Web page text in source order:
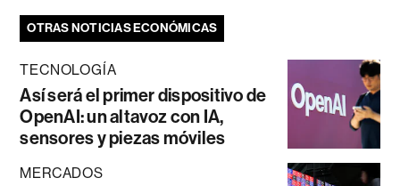
OTRAS NOTICIAS ECONÓMICAS
TECNOLOGÍA
Así será el primer dispositivo de
OpenAI: un altavoz con IA,
sensores y piezas móviles
MERCADOS